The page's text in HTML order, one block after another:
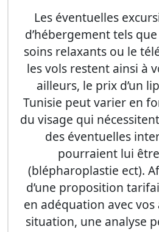
Les éventuelles
d’hébergement tels
soins relaxants ou le
les vols restent ainsi à
ailleurs, le prix d’un
Tunisie peut varier en
du visage qui
des éventuelles
pourraient lui
(blépharoplastie ect).
d’une proposition
en adéquation avec
situation, une analyse